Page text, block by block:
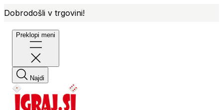
Dobrodošli v trgovini!
Preklopi meni
Najdi